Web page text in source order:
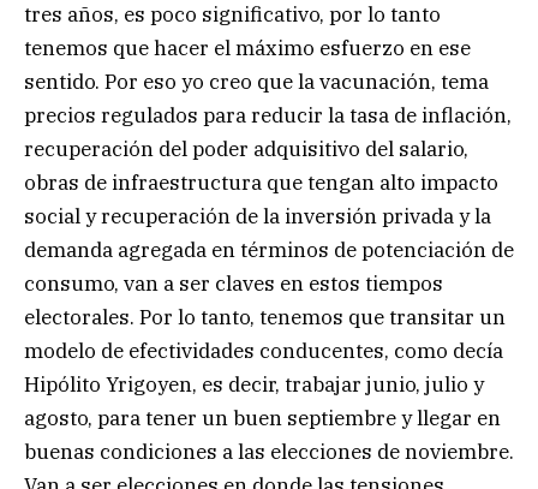
tres años, es poco significativo, por lo tanto
tenemos que hacer el máximo esfuerzo en ese
sentido. Por eso yo creo que la vacunación, tema
precios regulados para reducir la tasa de inflación,
recuperación del poder adquisitivo del salario,
obras de infraestructura que tengan alto impacto
social y recuperación de la inversión privada y la
demanda agregada en términos de potenciación de
consumo, van a ser claves en estos tiempos
electorales. Por lo tanto, tenemos que transitar un
modelo de efectividades conducentes, como decía
Hipólito Yrigoyen, es decir, trabajar junio, julio y
agosto, para tener un buen septiembre y llegar en
buenas condiciones a las elecciones de noviembre.